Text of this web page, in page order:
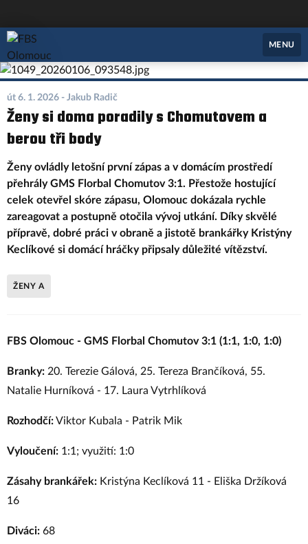
FBS Olomouc
MENU
út 6. 1. 2026 - Jakub Radič
Ženy si doma poradily s Chomutovem a
berou tři body
Ženy ovládly letošní první zápas a v domácím prostředí
přehrály GMS Florbal Chomutov 3:1. Přestože hostující
celek otevřel skóre zápasu, Olomouc dokázala rychle
zareagovat a postupně otočila vývoj utkání. Díky skvělé
přípravě, dobré práci v obraně a jistotě brankářky Kristýny
Keclíkové si domácí hráčky připsaly důležité vítězství.
ŽENY A
FBS Olomouc - GMS Florbal Chomutov 3:1 (1:1, 1:0, 1:0)
Branky: 20. Terezie Gálová, 25. Tereza Brančíková, 55.
Natalie Hurníková - 17. Laura Vytrhlíková
Rozhodčí:Viktor Kubala - Patrik Mik
Vyloučení: 1:1; využití: 1:0
Zásahy brankářek: Kristýna Keclíková 11 - Eliška Držíková
16
Diváci: 68